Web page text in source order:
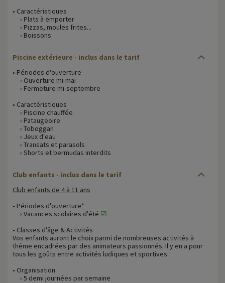
• Caractéristiques
› Plats à emporter
› Pizzas, moules frites...
› Boissons
Piscine extérieure - inclus dans le tarif
• Périodes d'ouverture
› Ouverture mi-mai
› Fermeture mi-septembre
• Caractéristiques
› Piscine chauffée
› Pataugeoire
› Toboggan
› Jeux d'eau
› Transats et parasols
› Shorts et bermudas interdits
Club enfants - inclus dans le tarif
Club enfants de 4 à 11 ans
• Périodes d'ouverture*
› Vacances scolaires d'été ☑
• Classes d'âge & Activités
Vos enfants auront le choix parmi de nombreuses activités à
thème encadrées par des animateurs passionnés. Il y en a pour
tous les goûts entre activités ludiques et sportives.
• Organisation
› 5 demi journées par semaine